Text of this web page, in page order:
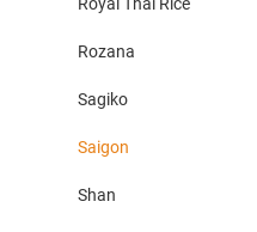
Rozana
Sagiko
Saigon
Shan